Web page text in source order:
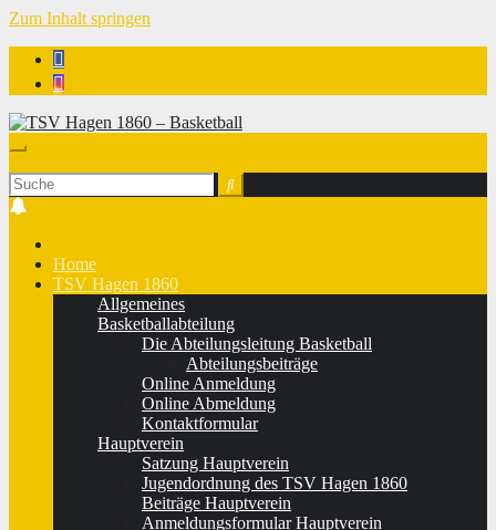
Zum Inhalt springen
Home
TSV Hagen 1860
Allgemeines
Basketballabteilung
Die Abteilungsleitung Basketball
Abteilungsbeiträge
Online Anmeldung
Online Abmeldung
Kontaktformular
Hauptverein
Satzung Hauptverein
Jugendordnung des TSV Hagen 1860
Beiträge Hauptverein
Anmeldungsformular Hauptverein